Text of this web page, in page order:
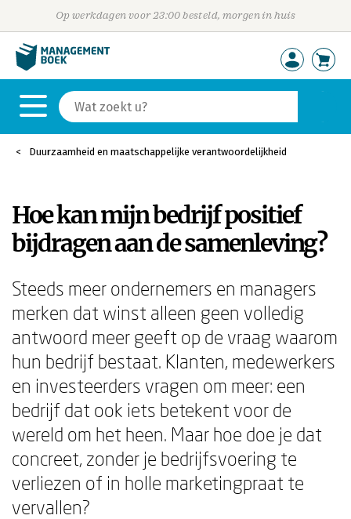
Op werkdagen voor 23:00 besteld, morgen in huis
Duurzaamheid en maatschappelijke verantwoordelijkheid
Hoe kan mijn bedrijf positief
bijdragen aan de samenleving?
Steeds meer ondernemers en managers
merken dat winst alleen geen volledig
antwoord meer geeft op de vraag waarom
hun bedrijf bestaat. Klanten, medewerkers
en investeerders vragen om meer: een
bedrijf dat ook iets betekent voor de
wereld om het heen. Maar hoe doe je dat
concreet, zonder je bedrijfsvoering te
verliezen of in holle marketingpraat te
vervallen?